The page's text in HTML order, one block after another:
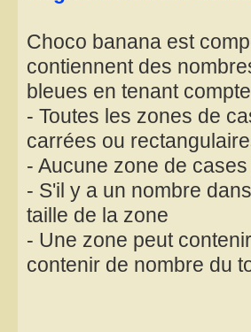
Choco banana est
contiennent des
bleues en tenant
- Toutes les zones de
carrées ou
- Aucune zone de
- S'il y a un nombre
taille de la zone
- Une zone peut
contenir de nombre du